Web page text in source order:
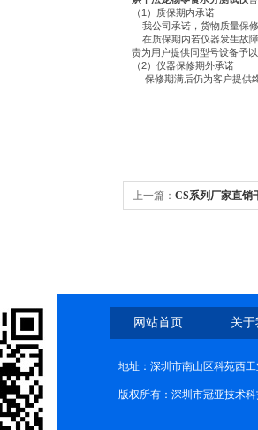
（ 1 ）质保期内承诺
我公司承诺，货物质量保
在质保期内若仪器发生故
责为用户提供同型号设备予以
（2）仪器保修期外承诺
保修期满后仍为客户提供
上一篇： CS系列厂家直销
网站首页 关
地址：深圳市南山区科苑西
版权所有：深圳市冠亚技术